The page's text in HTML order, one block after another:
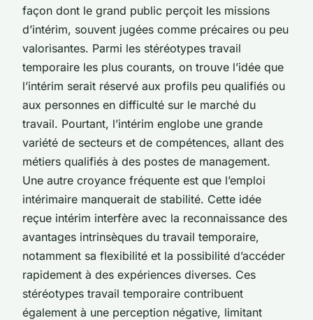
façon dont le grand public perçoit les missions
d’intérim, souvent jugées comme précaires ou peu
valorisantes. Parmi les stéréotypes travail
temporaire les plus courants, on trouve l’idée que
l’intérim serait réservé aux profils peu qualifiés ou
aux personnes en difficulté sur le marché du
travail. Pourtant, l’intérim englobe une grande
variété de secteurs et de compétences, allant des
métiers qualifiés à des postes de management.
Une autre croyance fréquente est que l’emploi
intérimaire manquerait de stabilité. Cette idée
reçue intérim interfère avec la reconnaissance des
avantages intrinsèques du travail temporaire,
notamment sa flexibilité et la possibilité d’accéder
rapidement à des expériences diverses. Ces
stéréotypes travail temporaire contribuent
également à une perception négative, limitant